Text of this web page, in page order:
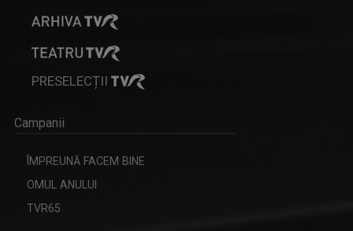
PRESELECȚII
Campanii
ÎMPREUNĂ FACEM BINE
OMUL ANULUI
TVR65